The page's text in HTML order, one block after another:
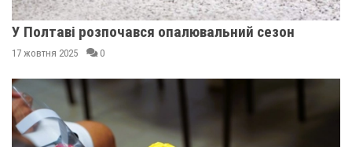
У Полтаві розпочався опалювальний сезон
17 жовтня 2025 0